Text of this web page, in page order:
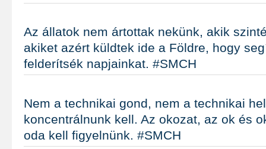
Az állatok nem ártottak nekünk, akik
akiket azért küldtek ide a Földre, hogy
felderítsék napjainkat. #SMCH
Nem a technikai gond, nem a technikai
koncentrálnunk kell. Az okozat, az ok és
oda kell figyelnünk. #SMCH